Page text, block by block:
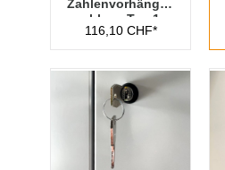
Zahlenvorhänges
chloss Typ 1
116,10 CHF*